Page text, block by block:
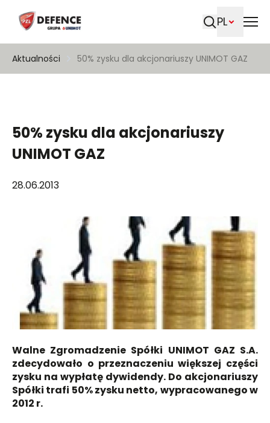
PL
Aktualności 50% zysku dla akcjonariuszy UNIMOT GAZ
50% zysku dla akcjonariuszy
UNIMOT GAZ
28.06.2013
Walne Zgromadzenie Spółki UNIMOT GAZ S.A.
zdecydowało o przeznaczeniu większej części
zysku na wypłatę dywidendy. Do akcjonariuszy
Spółki trafi 50% zysku netto, wypracowanego w
2012 r.